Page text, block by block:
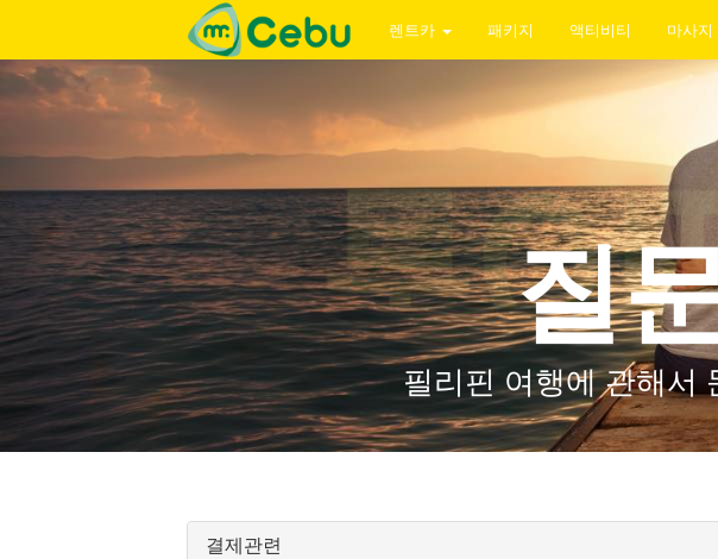
렌트카 패키지 액티비티 마사지
질
필리핀 여행에 관해서
결제관련